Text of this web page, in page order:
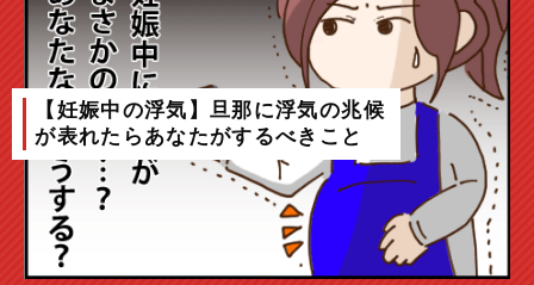
【妊娠中の浮気】旦那に浮気の兆候
が表れたらあなたがするべきこと